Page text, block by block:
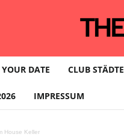
DATE CLUB STÄDTE
IMPRESSUM
House Keller